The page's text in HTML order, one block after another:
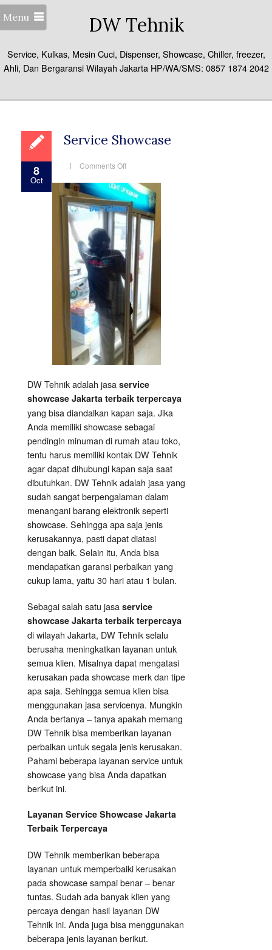
Menu DW Tehnik
Service, Kulkas, Mesin Cuci, Dispenser, Showcase, Chiller, freezer,
Ahli, Dan Bergaransi Wilayah Jakarta HP/WA/SMS: 0857 1874 2042
8
Oct
Service Showcase
Comments Offon
DW Tehnik adalah jasa service
showcase Jakarta terbaik terpercaya
yang bisa diandalkan kapan saja. Jika
Anda memiliki showcase sebagai
pendingin minuman di rumah atau toko,
tentu harus memiliki kontak DW Tehnik
agar dapat dihubungi kapan saja saat
dibutuhkan. DW Tehnik adalah jasa yang
sudah sangat berpengalaman dalam
menangani barang elektronik seperti
showcase. Sehingga apa saja jenis
kerusakannya, pasti dapat diatasi
dengan baik. Selain itu, Anda bisa
mendapatkan garansi perbaikan yang
cukup lama, yaitu 30 hari atau 1 bulan.
Sebagai salah satu jasa service
showcase Jakarta terbaik terpercaya
di wilayah Jakarta, DW Tehnik selalu
berusaha meningkatkan layanan untuk
semua klien. Misalnya dapat mengatasi
kerusakan pada showcase merk dan tipe
apa saja. Sehingga semua klien bisa
menggunakan jasa servicenya. Mungkin
Anda bertanya – tanya apakah memang
DW Tehnik bisa memberikan layanan
perbaikan untuk segala jenis kerusakan.
Pahami beberapa layanan service untuk
showcase yang bisa Anda dapatkan
berikut ini.
Layanan Service Showcase Jakarta
Terbaik Terpercaya
DW Tehnik memberikan beberapa
layanan untuk memperbaiki kerusakan
pada showcase sampai benar – benar
tuntas. Sudah ada banyak klien yang
percaya dengan hasil layanan DW
Tehnik ini. Anda juga bisa menggunakan
beberapa jenis layanan berikut.